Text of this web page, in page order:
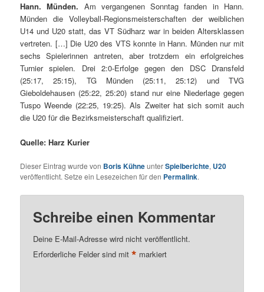
Hann. Münden. Am vergangenen Sonntag fanden in Hann.
Münden die Volleyball-Regionsmeisterschaften der weiblichen
U14 und U20 statt, das VT Südharz war in beiden Altersklassen
vertreten. […] Die U20 des VTS konnte in Hann. Münden nur mit
sechs Spielerinnen antreten, aber trotzdem ein erfolgreiches
Turnier spielen. Drei 2:0-Erfolge gegen den DSC Dransfeld
(25:17, 25:15), TG Münden (25:11, 25:12) und TVG
Gieboldehausen (25:22, 25:20) stand nur eine Niederlage gegen
Tuspo Weende (22:25, 19:25). Als Zweiter hat sich somit auch
die U20 für die Bezirksmeisterschaft qualifiziert.
Quelle: Harz Kurier
Dieser Eintrag wurde von Boris KühneunterSpielberichte, U20
veröffentlicht. Setze ein Lesezeichen für den Permalink.
Schreibe einen Kommentar
Deine E-Mail-Adresse wird nicht veröffentlicht.
Erforderliche Felder sind mit* markiert